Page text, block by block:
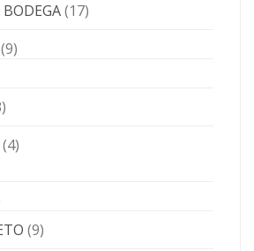
(17)
(9)
(4)
(9)